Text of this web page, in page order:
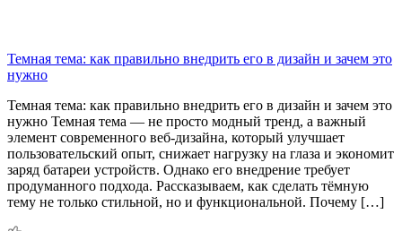
Темная тема: как правильно внедрить его в дизайн и зачем это
нужно
Темная тема: как правильно внедрить его в дизайн и зачем это
нужно Темная тема — не просто модный тренд, а важный
элемент современного веб-дизайна, который улучшает
пользовательский опыт, снижает нагрузку на глаза и экономит
заряд батареи устройств. Однако его внедрение требует
продуманного подхода. Рассказываем, как сделать тёмную
тему не только стильной, но и функциональной. Почему […]